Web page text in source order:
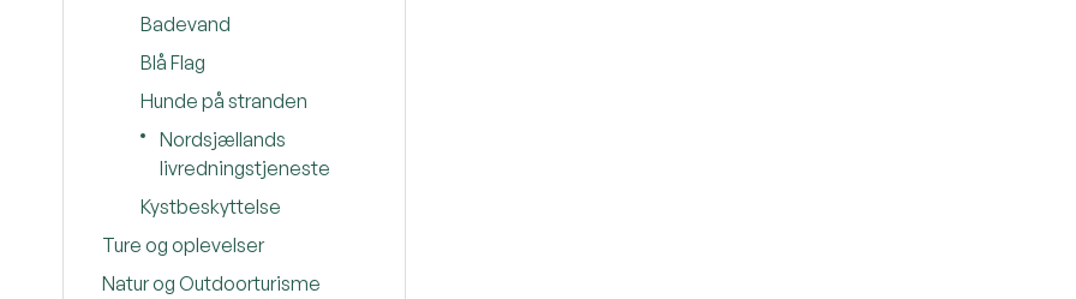
Badevand
Blå Flag
Hunde på stranden
Nordsjællands
livredningstjeneste
Kystbeskyttelse
Ture og oplevelser
Natur og Outdoorturisme